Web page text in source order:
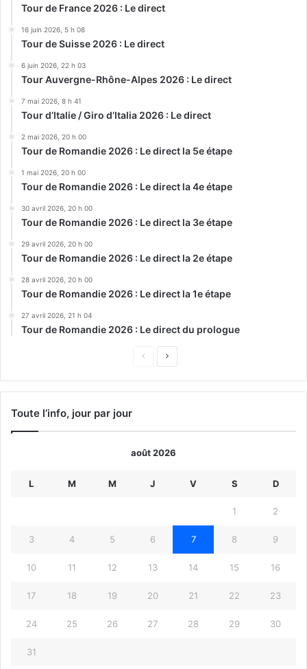
Tour de France 2026 : Le direct
16 juin 2026, 5 h 08
Tour de Suisse 2026 : Le direct
6 juin 2026, 22 h 03
Tour Auvergne-Rhône-Alpes 2026 : Le direct
7 mai 2026, 8 h 41
Tour d’Italie / Giro d’Italia 2026 : Le direct
2 mai 2026, 20 h 00
Tour de Romandie 2026 : Le direct la 5e étape
1 mai 2026, 20 h 00
Tour de Romandie 2026 : Le direct la 4e étape
30 avril 2026, 20 h 00
Tour de Romandie 2026 : Le direct la 3e étape
29 avril 2026, 20 h 00
Tour de Romandie 2026 : Le direct la 2e étape
28 avril 2026, 20 h 00
Tour de Romandie 2026 : Le direct la 1e étape
27 avril 2026, 21 h 04
Tour de Romandie 2026 : Le direct du prologue
Page
Page
Toute l’info, jour par jour
août 2026
L M M J V S D
1 2
3 4 5 6 7 8 9
10 11 12 13 14 15 16
17 18 19 20 21 22 23
24 25 26 27 28 29 30
31